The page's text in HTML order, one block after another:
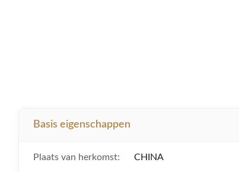
Basis eigenschappen
Plaats van herkomst: CHINA